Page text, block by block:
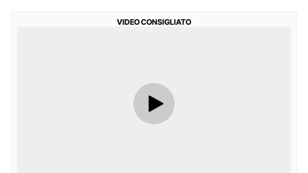
VIDEO CONSIGLIATO